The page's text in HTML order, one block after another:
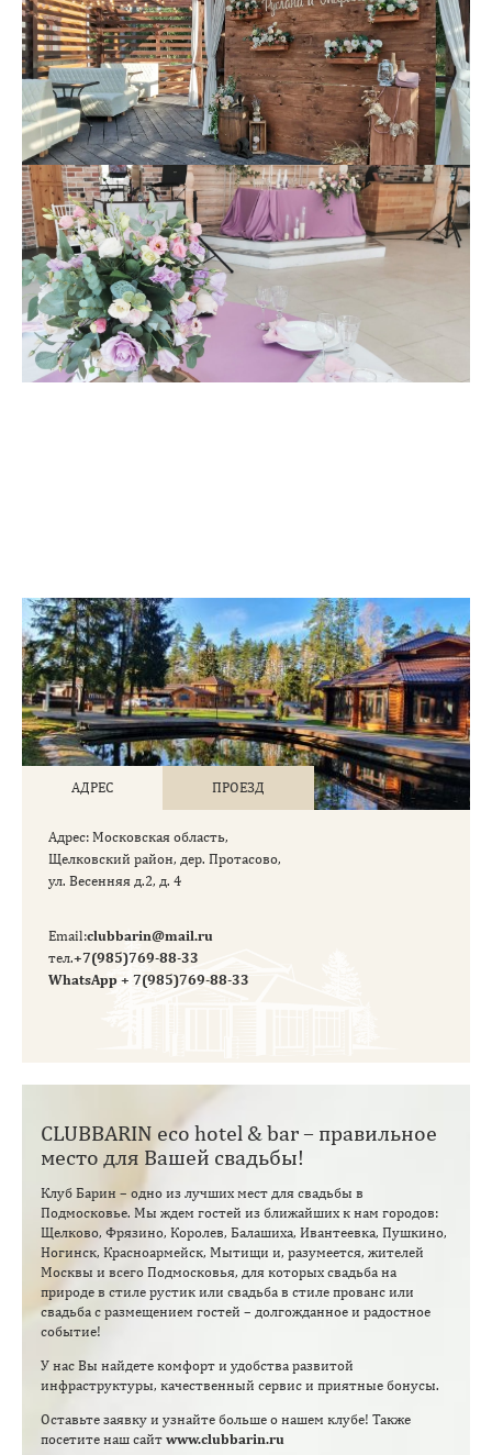
АДРЕС ПРОЕЗД
Aдрес: Московская область,
Щелковский район, дер. Протасово,
ул. Весенняя д.2, д. 4
Email:clubbarin@mail.ru
тел.+7(985)769-88-33
WhatsApp + 7(985)769-88-33
CLUBBARIN eco hotel & bar – правильное
место для Вашей свадьбы!
Клуб Барин – одно из лучших мест для свадьбы в
Подмосковье. Мы ждем гостей из ближайших к нам городов:
Щелково, Фрязино, Королев, Балашиха, Ивантеевка, Пушкино,
Ногинск, Красноармейск, Мытищи и, разумеется, жителей
Москвы и всего Подмосковья, для которых свадьба на
природе в стиле рустик или свадьба в стиле прованс или
свадьба с размещением гостей – долгожданное и радостное
событие!
У нас Вы найдете комфорт и удобства развитой
инфраструктуры, качественный сервис и приятные бонусы.
Оставьте заявку и узнайте больше о нашем клубе! Также
посетите наш сайт www.clubbarin.ru